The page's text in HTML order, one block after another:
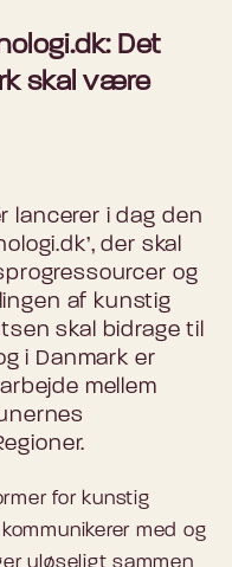
Det
skal være
lancerer i dag den
der skal
og
af kunstig
skal bidrage til
i Danmark er
mellem
for kunstig
med og
uløseligt sammen